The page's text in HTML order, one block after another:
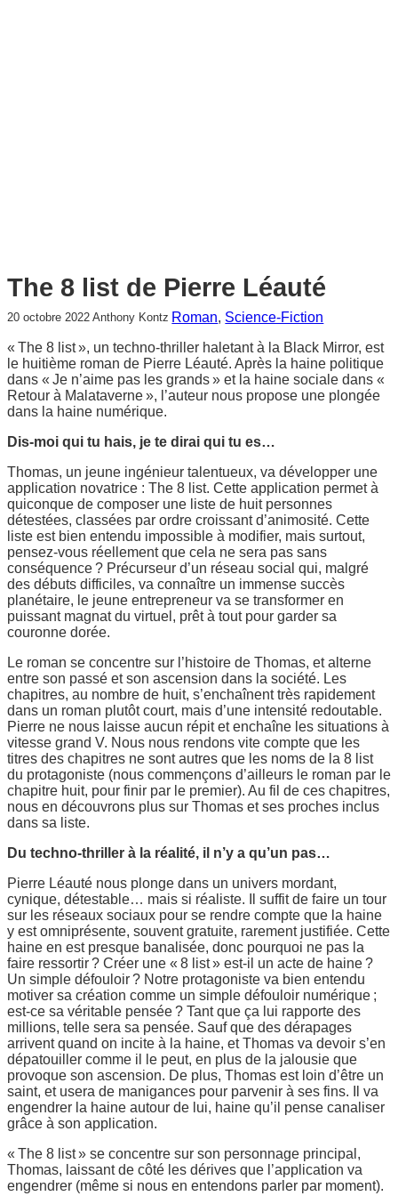
The 8 list de Pierre Léauté
20 octobre 2022 Anthony Kontz Roman, Science-Fiction
« The 8 list », un techno-thriller haletant à la Black Mirror, est
le huitième roman de Pierre Léauté. Après la haine politique
dans « Je n’aime pas les grands » et la haine sociale dans «
Retour à Malataverne », l’auteur nous propose une plongée
dans la haine numérique.
Dis-moi qui tu hais, je te dirai qui tu es…
Thomas, un jeune ingénieur talentueux, va développer une
application novatrice : The 8 list. Cette application permet à
quiconque de composer une liste de huit personnes
détestées, classées par ordre croissant d’animosité. Cette
liste est bien entendu impossible à modifier, mais surtout,
pensez-vous réellement que cela ne sera pas sans
conséquence ? Précurseur d’un réseau social qui, malgré
des débuts difficiles, va connaître un immense succès
planétaire, le jeune entrepreneur va se transformer en
puissant magnat du virtuel, prêt à tout pour garder sa
couronne dorée.
Le roman se concentre sur l’histoire de Thomas, et alterne
entre son passé et son ascension dans la société. Les
chapitres, au nombre de huit, s’enchaînent très rapidement
dans un roman plutôt court, mais d’une intensité redoutable.
Pierre ne nous laisse aucun répit et enchaîne les situations à
vitesse grand V. Nous nous rendons vite compte que les
titres des chapitres ne sont autres que les noms de la 8 list
du protagoniste (nous commençons d’ailleurs le roman par le
chapitre huit, pour finir par le premier). Au fil de ces chapitres,
nous en découvrons plus sur Thomas et ses proches inclus
dans sa liste.
Du techno-thriller à la réalité, il n’y a qu’un pas…
Pierre Léauté nous plonge dans un univers mordant,
cynique, détestable… mais si réaliste. Il suffit de faire un tour
sur les réseaux sociaux pour se rendre compte que la haine
y est omniprésente, souvent gratuite, rarement justifiée. Cette
haine en est presque banalisée, donc pourquoi ne pas la
faire ressortir ? Créer une « 8 list » est-il un acte de haine ?
Un simple défouloir ? Notre protagoniste va bien entendu
motiver sa création comme un simple défouloir numérique ;
est-ce sa véritable pensée ? Tant que ça lui rapporte des
millions, telle sera sa pensée. Sauf que des dérapages
arrivent quand on incite à la haine, et Thomas va devoir s’en
dépatouiller comme il le peut, en plus de la jalousie que
provoque son ascension. De plus, Thomas est loin d’être un
saint, et usera de manigances pour parvenir à ses fins. Il va
engendrer la haine autour de lui, haine qu’il pense canaliser
grâce à son application.
« The 8 list » se concentre sur son personnage principal,
Thomas, laissant de côté les dérives que l’application va
engendrer (même si nous en entendons parler par moment).